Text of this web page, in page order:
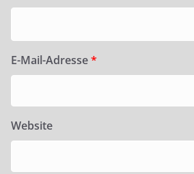
E-Mail-Adresse*
Website